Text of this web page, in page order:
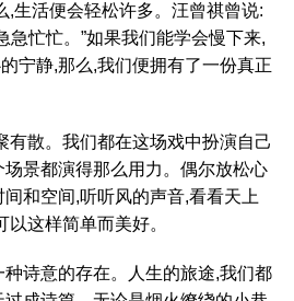
,生活便会轻松许多。汪曾祺曾说:
急忙忙。”如果我们能学会慢下来,
宁静,那么,我们便拥有了一份真正
有散。我们都在这场戏中扮演自己
景都演得那么用力。偶尔放松心
和空间,听听风的声音,看看天上
这样简单而美好。
诗意的存在。人生的旅途,我们都